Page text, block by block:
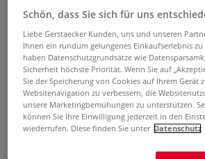
Landschaften
26,80€ 20,60€
Schön, dass Sie sich für uns
Liebe Gerstaecker Kunden, uns und unseren
Ihnen ein rundum gelungenes Einkaufserlebnis
haben Datenschutzgrundsätze wie
Sicherheit höchste Priorität. Wenn Sie auf
Sie der Speicherung von Cookies auf Ihrem Gerät
Websitenavigation zu verbessern, die
unsere Marketingbemühungen zu unterstützen.
können Sie Ihre Einwilligung jederzeit in den
wiederrufen. Diese finden Sie unter Datenschutz